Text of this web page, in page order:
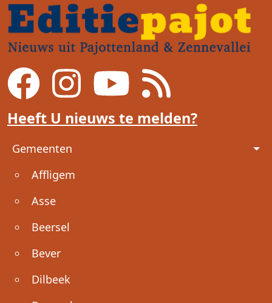
Heeft U nieuws te melden?
Voet
Gemeenten
Affligem
Asse
Beersel
Bever
Dilbeek